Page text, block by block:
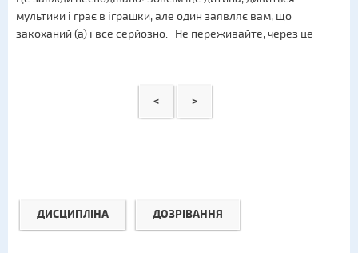
мультики і грає в іграшки, але один заявляє вам, що
закоханий (а) і все серйозно. Не переживайте, через це
< >
ДИСЦИПЛІНА ДОЗРІВАННЯ